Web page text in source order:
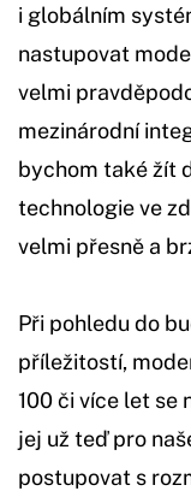
i globálním
nastupovat
velmi
mezinárodní
bychom také žít
technologie ve
velmi přesně a
Při pohledu do
příležitostí,
100 či více let se
jej už teď pro
postupovat s